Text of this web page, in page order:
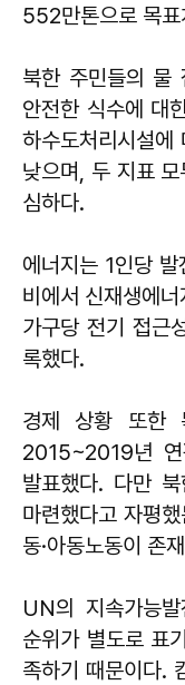
552만톤으로 목표
북한 주민들의 물
안전한 식수에 대
하수도처리시설
낮으며, 두 지표
심하다.
에너지는 1인당
비에서 신재생에
가구당 전기 접근
록했다.
경제 상황 또한
2015~2019년
발표했다. 다만
마련했다고 자평
동·아동노동이 존
UN의 지속가능
순위가 별도로 표
족하기 때문이다.